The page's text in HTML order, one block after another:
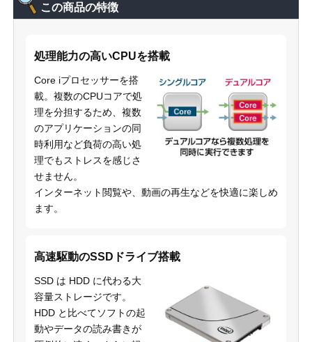
この商品の特徴
処理能力の高いCPUを搭載
Core iプロセッサーを搭
載。複数のCPUコアで処
理を分担するため、複数
のアプリケーションの同
時利用など負荷の高い処
理でもストレスを感じさ
せません。
インターネット閲覧や、動画の再生などを快適に楽しめ
ます。
高速駆動のSSDドライブ搭載
SSD は HDD に代わる大
容量ストレージです。
HDD と比べてソフトの起
動やデータの読み書きが